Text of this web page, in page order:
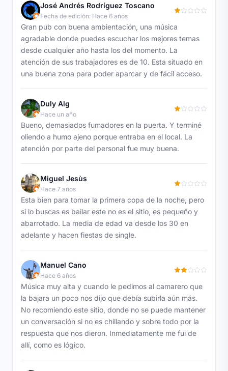
José Andrés Rodríguez Toscano
Fecha de edición: Hace 6 años
Gran pub con buena ambientación, una música
agradable donde puedes escuchar los mejores temas
desde cualquier año hasta los del momento. La
atención de sus trabajadores es de 10. Esta situado en
una buena zona para poder aparcar y de fácil acceso.
Duly Alg
Hace un año
Bueno, demasiados fumadores en la puerta. Y terminé
oliendo a humo ajeno porque entraba en el local. La
atención por parte del personal fue muy buena.
Miguel Jesùs
Hace 7 años
Esta bien para tomar la primera copa de la noche, pero
si lo buscas es bailar este no es el sitio, es pequeño y
abarrotado. La media de edad va desde los 30 en
adelante y hacen fiestas de single.
Manuel Cano
Hace 6 años
Música muy alta y cuando le pedimos al camarero que
la bajara un poco nos dijo que debía subirla aún más.
No recomiendo este sitio, donde no se puede mantener
un conversación si no es chillando y sobre todo por la
respuesta que nos dieron. Inmediatamente me fui de
allí, como es lógico.